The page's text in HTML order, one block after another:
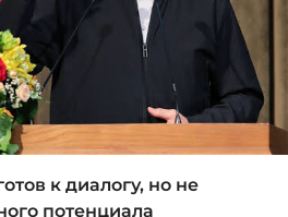
к диалогу, но не
потенциала